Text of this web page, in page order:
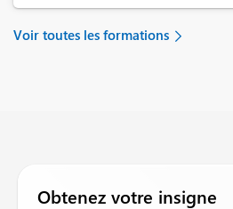
Voir toutes les formations
Obtenez votre insigne